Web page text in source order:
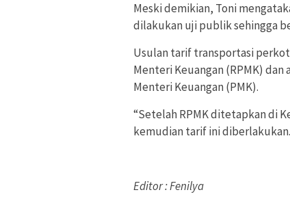
Meski demikian, Toni
dilakukan uji publik sehingga
Usulan tarif transportasi
Menteri Keuangan (RPMK)
Menteri Keuangan (PMK).
“Setelah RPMK ditetapkan di
kemudian tarif ini
Editor : Fenilya